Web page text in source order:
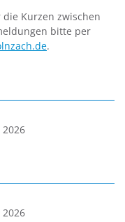
Kurzen zwischen
bitte per
.